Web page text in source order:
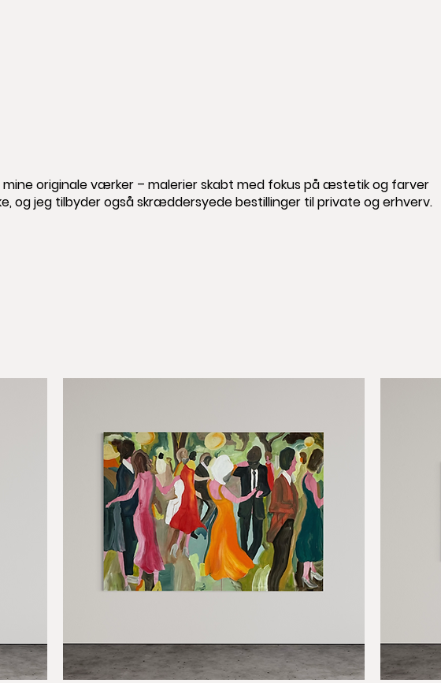
mine originale værker – malerier skabt med fokus på æstetik og farver
og jeg tilbyder også skræddersyede bestillinger til private og erhverv.